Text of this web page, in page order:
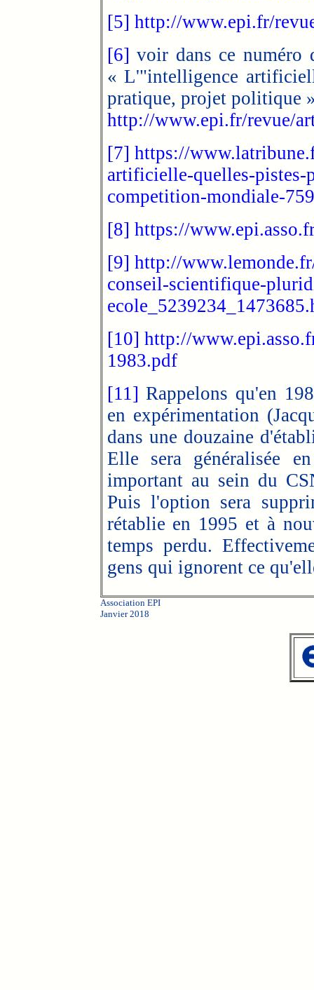
[5] http://www.epi.fr/
[6] voir dans ce numéro
« L'"intelligence
pratique, projet politique
http://www.epi.fr/revue/
[7] https://
artificielle-quelles-pistes-
competition-mondiale-
[8] https://
[9] http://
conseil-scientifique-
[10] http://
1983.pdf
[11] Rappelons qu'en
en expérimentation
dans une douzaine
Elle sera généralisée
important au sein du
Puis l'option sera
rétablie en 1995 et à
temps perdu.
gens qui ignorent ce
Association EPI
Janvier 2018